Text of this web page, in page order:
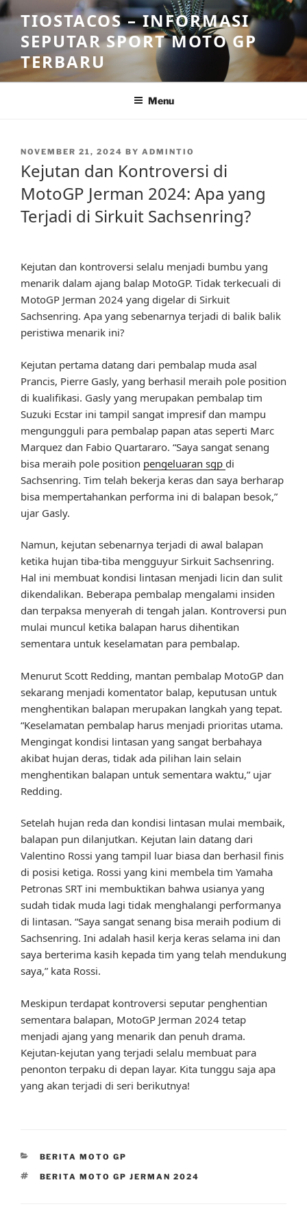
Skip
to
content
TIOSTACOS – INFORMASI
SEPUTAR SPORT MOTO GP
TERBARU
Menu
POSTED
NOVEMBER 21, 2024 BY ADMINTIO
Kejutan dan Kontroversi di
MotoGP Jerman 2024: Apa yang
Terjadi di Sirkuit Sachsenring?
Kejutan dan kontroversi selalu menjadi bumbu yang
menarik dalam ajang balap MotoGP. Tidak terkecuali di
MotoGP Jerman 2024 yang digelar di Sirkuit
Sachsenring. Apa yang sebenarnya terjadi di balik balik
peristiwa menarik ini?
Kejutan pertama datang dari pembalap muda asal
Prancis, Pierre Gasly, yang berhasil meraih pole position
di kualifikasi. Gasly yang merupakan pembalap tim
Suzuki Ecstar ini tampil sangat impresif dan mampu
mengungguli para pembalap papan atas seperti Marc
Marquez dan Fabio Quartararo. “Saya sangat senang
bisa meraih pole position pengeluaran sgp di
Sachsenring. Tim telah bekerja keras dan saya berharap
bisa mempertahankan performa ini di balapan besok,”
ujar Gasly.
Namun, kejutan sebenarnya terjadi di awal balapan
ketika hujan tiba-tiba mengguyur Sirkuit Sachsenring.
Hal ini membuat kondisi lintasan menjadi licin dan sulit
dikendalikan. Beberapa pembalap mengalami insiden
dan terpaksa menyerah di tengah jalan. Kontroversi pun
mulai muncul ketika balapan harus dihentikan
sementara untuk keselamatan para pembalap.
Menurut Scott Redding, mantan pembalap MotoGP dan
sekarang menjadi komentator balap, keputusan untuk
menghentikan balapan merupakan langkah yang tepat.
“Keselamatan pembalap harus menjadi prioritas utama.
Mengingat kondisi lintasan yang sangat berbahaya
akibat hujan deras, tidak ada pilihan lain selain
menghentikan balapan untuk sementara waktu,” ujar
Redding.
Setelah hujan reda dan kondisi lintasan mulai membaik,
balapan pun dilanjutkan. Kejutan lain datang dari
Valentino Rossi yang tampil luar biasa dan berhasil finis
di posisi ketiga. Rossi yang kini membela tim Yamaha
Petronas SRT ini membuktikan bahwa usianya yang
sudah tidak muda lagi tidak menghalangi performanya
di lintasan. “Saya sangat senang bisa meraih podium di
Sachsenring. Ini adalah hasil kerja keras selama ini dan
saya berterima kasih kepada tim yang telah mendukung
saya,” kata Rossi.
Meskipun terdapat kontroversi seputar penghentian
sementara balapan, MotoGP Jerman 2024 tetap
menjadi ajang yang menarik dan penuh drama.
Kejutan-kejutan yang terjadi selalu membuat para
penonton terpaku di depan layar. Kita tunggu saja apa
yang akan terjadi di seri berikutnya!
CATEGORIES
BERITA MOTO GP
TAGS
BERITA MOTO GP JERMAN 2024